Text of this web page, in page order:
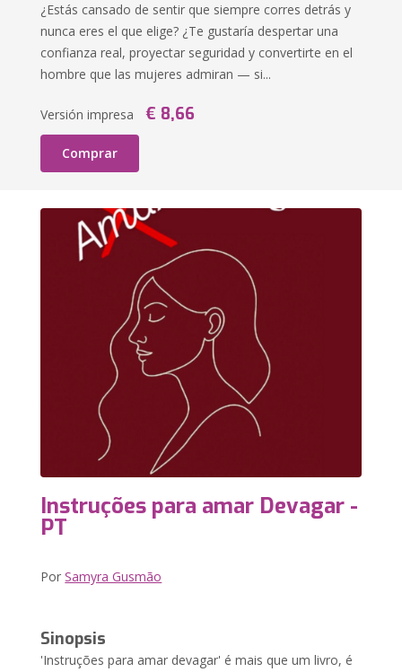
¿Estás cansado de sentir que siempre corres detrás y
nunca eres el que elige? ¿Te gustaría despertar una
confianza real, proyectar seguridad y convertirte en el
hombre que las mujeres admiran — si...
Versión impresa € 8,66
Comprar
Instruções para amar Devagar -
PT
PorSamyra Gusmão
Sinopsis
'Instruções para amar devagar' é mais que um livro, é